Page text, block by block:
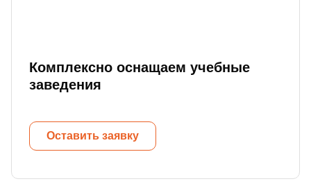
Комплексно оснащаем учебные
заведения
Оставить заявку